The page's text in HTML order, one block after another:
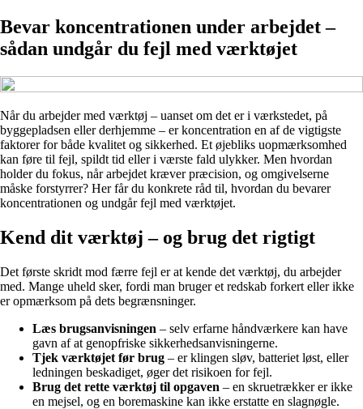
Bevar koncentrationen under arbejdet –
sådan undgår du fejl med værktøjet
Når du arbejder med værktøj – uanset om det er i værkstedet, på
byggepladsen eller derhjemme – er koncentration en af de vigtigste
faktorer for både kvalitet og sikkerhed. Et øjebliks uopmærksomhed
kan føre til fejl, spildt tid eller i værste fald ulykker. Men hvordan
holder du fokus, når arbejdet kræver præcision, og omgivelserne
måske forstyrrer? Her får du konkrete råd til, hvordan du bevarer
koncentrationen og undgår fejl med værktøjet.
Kend dit værktøj – og brug det rigtigt
Det første skridt mod færre fejl er at kende det værktøj, du arbejder
med. Mange uheld sker, fordi man bruger et redskab forkert eller ikke
er opmærksom på dets begrænsninger.
Læs brugsanvisningen – selv erfarne håndværkere kan have
gavn af at genopfriske sikkerhedsanvisningerne.
Tjek værktøjet før brug – er klingen sløv, batteriet løst, eller
ledningen beskadiget, øger det risikoen for fejl.
Brug det rette værktøj til opgaven – en skruetrækker er ikke
en mejsel, og en boremaskine kan ikke erstatte en slagnøgle.